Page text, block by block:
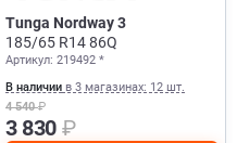
Tunga Nordway 3
185/65 R14 86Q
Артикул: 219492 *
В наличии в 3 магазинах: 12 шт.
4 540₽
3 830 ₽